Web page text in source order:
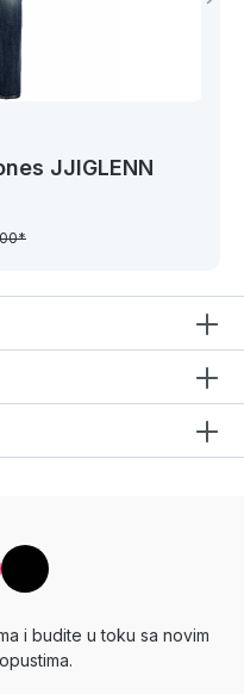
JJIGLENN
i budite u toku sa novim